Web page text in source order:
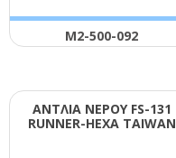
Μ2-500-092
ΑΝΤΛΙΑ ΝΕΡΟΥ FS-131
RUΝΝΕR-ΗΕΧΑ ΤΑΙWΑΝ